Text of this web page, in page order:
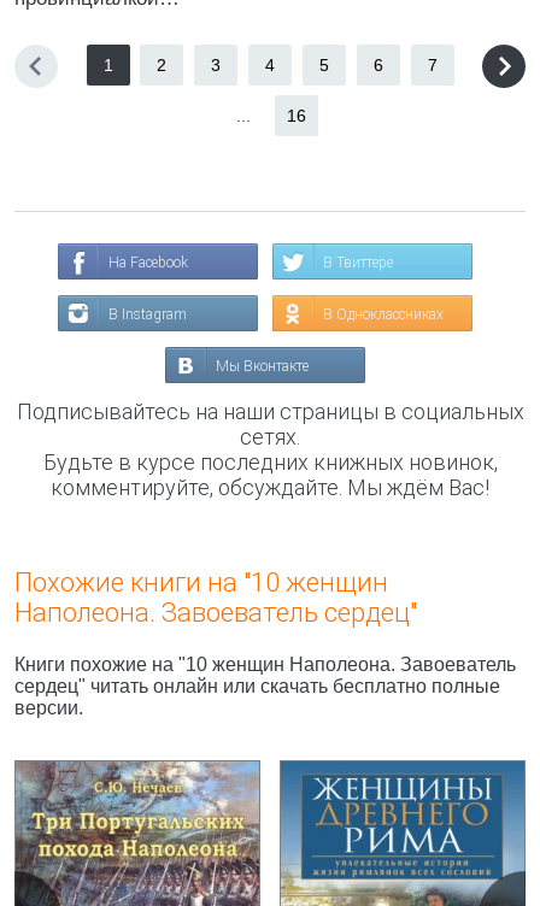
1 2 3 4 5 6 7
16
На Facebook В Твиттере
В Instagram В Одноклассниках
Мы Вконтакте
Подписывайтесь на наши страницы в социальных
сетях.
Будьте в курсе последних книжных новинок,
комментируйте, обсуждайте. Мы ждём Вас!
Похожие книги на "10 женщин
Наполеона. Завоеватель сердец"
Книги похожие на "10 женщин Наполеона. Завоеватель
сердец" читать онлайн или скачать бесплатно полные
версии.